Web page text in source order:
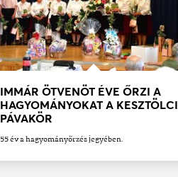
IMMÁR ÖTVENÖT ÉVE ŐRZI A
HAGYOMÁNYOKAT A KESZTÖLCI
PÁVAKÖR
55 év a hagyományőrzés jegyében.